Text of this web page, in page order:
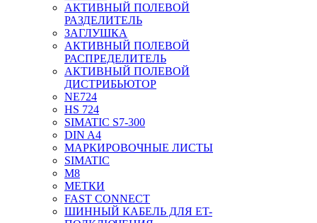
АКТИВНЫЙ ПОЛЕВОЙ
РАЗДЕЛИТЕЛЬ
ЗАГЛУШКА
АКТИВНЫЙ ПОЛЕВОЙ
РАСПРЕДЕЛИТЕЛЬ
АКТИВНЫЙ ПОЛЕВОЙ
ДИСТРИБЬЮТОР
NE724
HS 724
SIMATIC S7-300
DIN A4
МАРКИРОВОЧНЫЕ ЛИСТЫ
SIMATIC
M8
МЕТКИ
FAST CONNECT
ШИННЫЙ КАБЕЛЬ ДЛЯ ET-